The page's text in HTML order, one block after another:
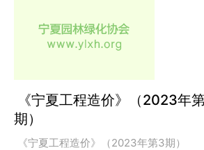
《宁夏工程造价》（2023年
期）
《宁夏工程造价》（2023年第3期）